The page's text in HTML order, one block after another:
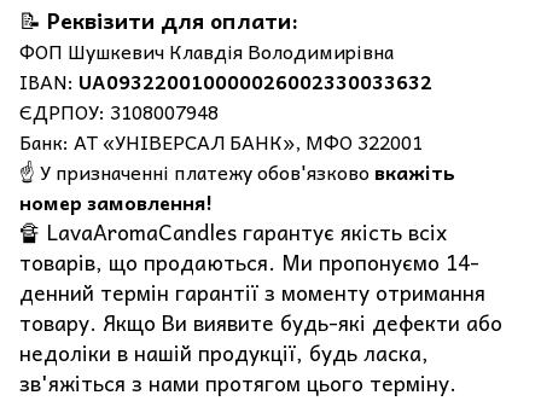
📝 Реквізити для оплати:
ФОП Шушкевич Клавдія Володимирівна
IBAN: UA093220010000026002330033632
ЄДРПОУ: 3108007948
Банк: АТ «УНІВЕРСАЛ БАНК», МФО 322001
☝️ У призначенні платежу обов'язково вкажіть
номер замовлення!
🔏 LavaAromaCandles гарантує якість всіх
товарів, що продаються. Ми пропонуємо 14-
денний термін гарантії з моменту отримання
товару. Якщо Ви виявите будь-які дефекти або
недоліки в нашій продукції, будь ласка,
зв'яжіться з нами протягом цього терміну.